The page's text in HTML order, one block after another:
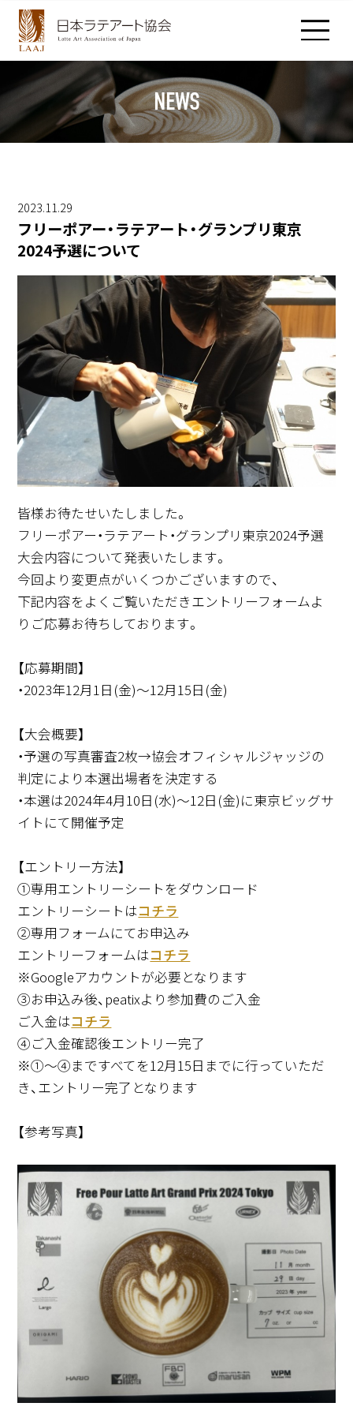
HOME
LEGEND BARISTAS
BOARD MEMBERS
ABOUTCONTACTPRIVACY POLICY
MEMBERS
LOGIN
REGISTRATION
NEWS
2023.11.29
フリーポアー・ラテアート・グランプリ東京
2024予選について
皆様お待たせいたしました。
フリーポアー・ラテアート・グランプリ東京2024予選
大会内容について発表いたします。
今回より変更点がいくつかございますので、
下記内容をよくご覧いただきエントリーフォームよ
りご応募お待ちしております。
【応募期間】
・2023年12月1日(金)～12月15日(金)
【大会概要】
・予選の写真審査2枚→協会オフィシャルジャッジの
判定により本選出場者を決定する
・本選は2024年4月10日(水)～12日(金)に東京ビッグサ
イトにて開催予定
【エントリー方法】
①専用エントリーシートをダウンロード
エントリーシートはコチラ
②専用フォームにてお申込み
エントリーフォームはコチラ
※Googleアカウントが必要となります
③お申込み後、peatixより参加費のご入金
ご入金はコチラ
④ご入金確認後エントリー完了
※①～④まですべてを12月15日までに行っていただ
き、エントリー完了となります
【参考写真】